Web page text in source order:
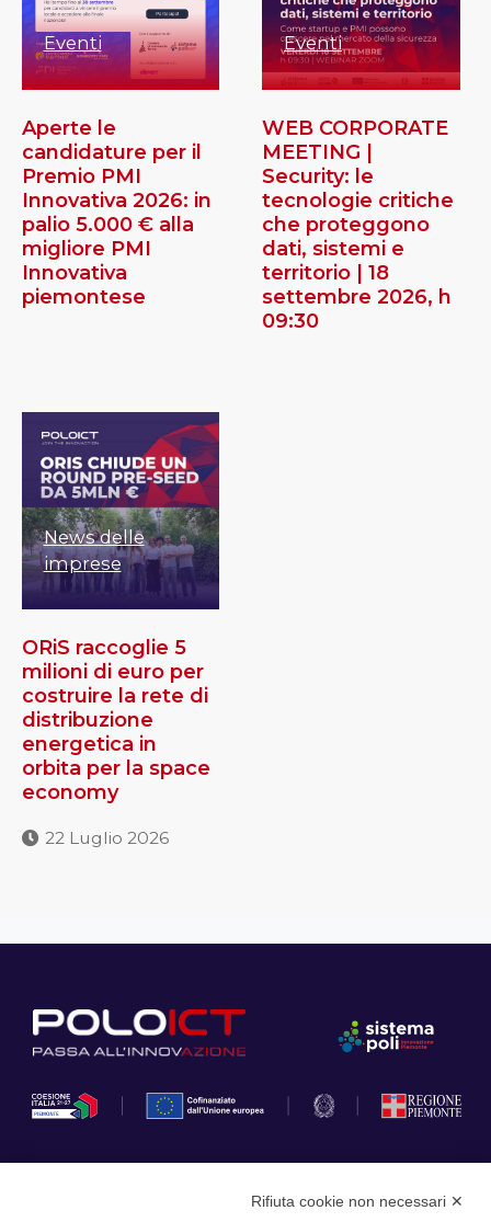
Eventi
Aperte le
candidature per il
Premio PMI
Innovativa 2026: in
palio 5.000 € alla
migliore PMI
Innovativa
piemontese
Eventi
WEB CORPORATE
MEETING |
Security: le
tecnologie critiche
che proteggono
dati, sistemi e
territorio | 18
settembre 2026, h
09:30
News delle
imprese
ORiS raccoglie 5
milioni di euro per
costruire la rete di
distribuzione
energetica in
orbita per la space
economy
22 Luglio 2026
Rifiuta cookie non necessari ✕